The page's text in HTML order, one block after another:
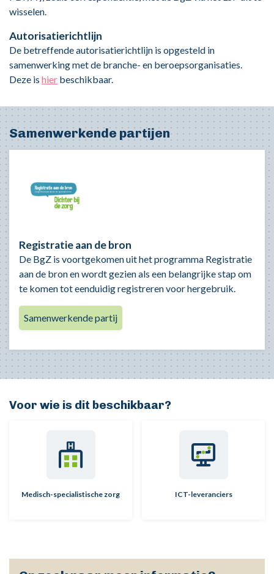
wisselen.
Autorisatierichtlijn
De betreffende autorisatierichtlijn is opgesteld in
samenwerking met de branche- en beroepsorganisaties.
Deze is hier beschikbaar.
Samenwerkende partijen
Registratie aan de bron
De BgZ is voortgekomen uit het programma Registratie
aan de bron en wordt gezien als een belangrijke stap om
te komen tot eenduidig registreren voor hergebruik.
Samenwerkende partij
Voor wie is dit beschikbaar?
Medisch-specialistische zorg ICT-leveranciers